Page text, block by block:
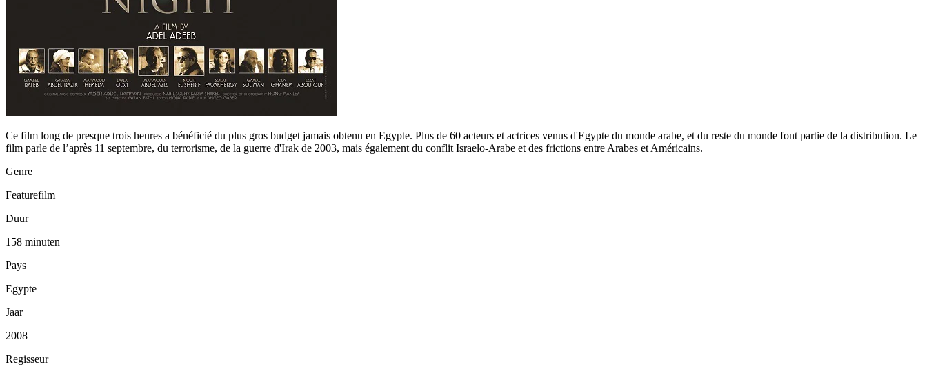
Ce film long de presque trois heures a bénéficié du plus gros budget jamais obtenu en Egypte. Plus de 60 acteurs et actrices venus d'Egypte du monde arabe, et du reste du monde font partie de la distribution. Le
film parle de l’après 11 septembre, du terrorisme, de la guerre d'Irak de 2003, mais également du conflit Israelo-Arabe et des frictions entre Arabes et Américains.
Genre
Featurefilm
Duur
158 minuten
Pays
Egypte
Jaar
2008
Regisseur